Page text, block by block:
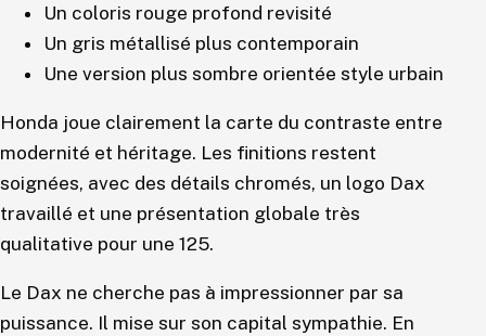
Un coloris rouge profond revisité
Un gris métallisé plus contemporain
Une version plus sombre orientée style urbain
Honda joue clairement la carte du contraste entre
modernité et héritage. Les finitions restent
soignées, avec des détails chromés, un logo Dax
travaillé et une présentation globale très
qualitative pour une 125.
Le Dax ne cherche pas à impressionner par sa
puissance. Il mise sur son capital sympathie. En